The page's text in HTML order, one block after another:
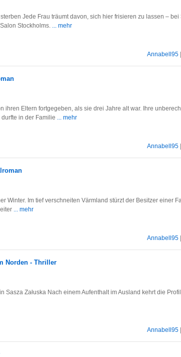
Jede Frau träumt davon, sich hier frisieren zu lassen – bei
Stockholms. ... mehr
Annabell95
ihren Eltern fortgegeben, als sie drei Jahre alt war. Ihre
in der Familie ... mehr
Annabell95
Winter. Im tief verschneiten Värmland stürzt der Besitzer einer
... mehr
Annabell95
Norden - Thriller
Sasza Załuska Nach einem Aufenthalt im Ausland kehrt die
Annabell95